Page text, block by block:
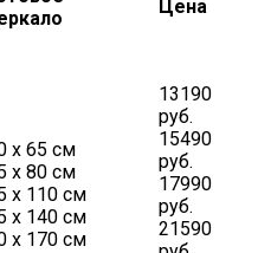
Цена
х 65 см
х 80 см
х 110 см
х 140 см
х 170 см
13190
руб.
15490
руб.
17990
руб.
21590